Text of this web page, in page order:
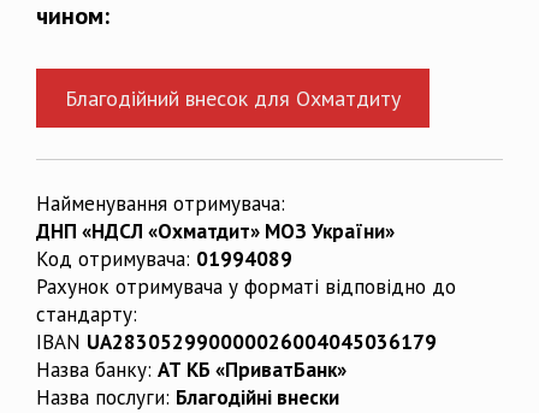
чином:
Благодійний внесок для Охматдиту
Найменування отримувача:
ДНП «НДСЛ «Охматдит» МОЗ України»
Код отримувача: 01994089
Рахунок отримувача у форматі відповідно до
стандарту:
IBAN UA283052990000026004045036179
Назва банку: АТ КБ «ПриватБанк»
Назва послуги: Благодійні внески